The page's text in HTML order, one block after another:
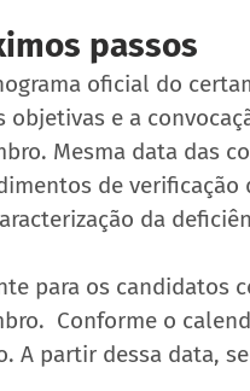
passos
oficial do
objetivas e a
Mesma data das
de
da
para os candidatos
Conforme o
A partir dessa data,